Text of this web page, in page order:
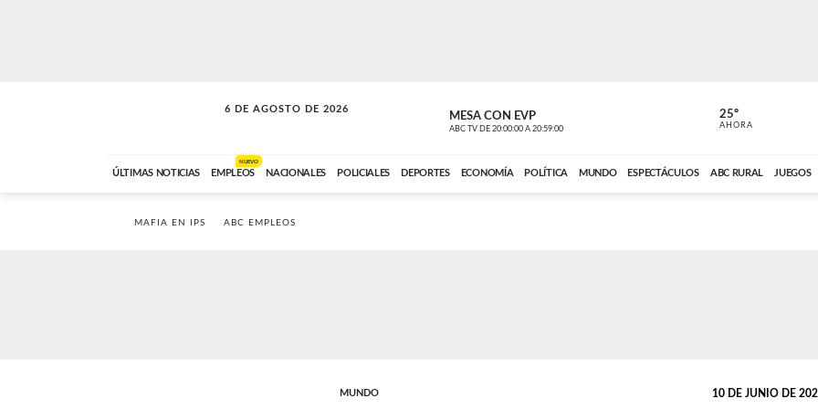
6 DE AGOSTO DE 2026
SOLO MÚSICA MESA CON EVP
ABC TV DE 20:00:00 A 20:59:00 ABC CARDINAL
25º
AHORA
ÚLTIMAS NOTICIAS EMPLEOS
NUEVO
NACIONALES POLICIALES DEPORTES ECONOMÍA POLÍTICA MUNDO ESPECTÁCULOS ABC RURAL JUEGOS
MAFIA EN IPS ABC EMPLEOS
MUNDO 10 DE JUNIO DE